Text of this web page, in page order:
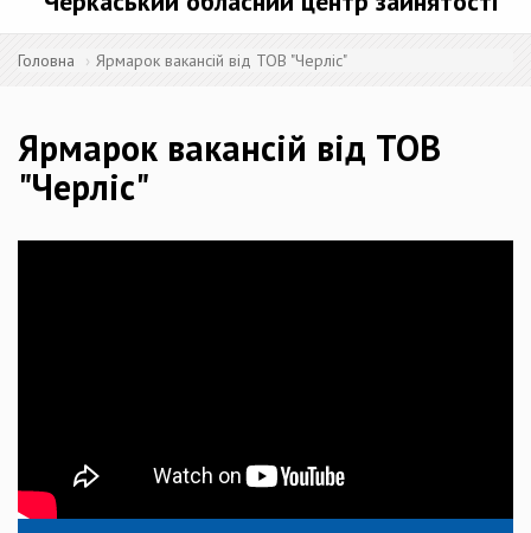
Головна Ярмарок вакансій від ТОВ "Черліс"
Ярмарок вакансій від ТОВ
"Черліс"